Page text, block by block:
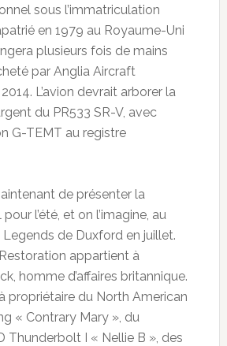
sous l’immatriculation
en 1979 au Royaume-Uni
plusieurs fois de mains
par Anglia Aircraft
L’avion devrait arborer la
du PR533 SR-V, avec
G-TEMT au registre
de présenter la
l’été, et on l’imagine, au
de Duxford en juillet.
appartient à
homme d’affaires britannique.
propriétaire du North American
« Contrary Mary », du
Thunderbolt I « Nellie B », des